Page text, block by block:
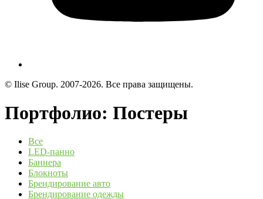
© Ilise Group. 2007-2026. Все права защищены.
Портфолио: Постеры
Все
LED-панно
Баннера
Блокноты
Брендирование авто
Брендирование одежды